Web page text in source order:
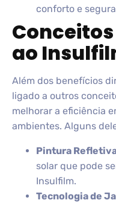
conforto e
ao
Além dos benefícios
ligado a outros
melhorar a eficiência
ambientes. Alguns
Pintura
solar que pode
Insulfilm.
Tecnologia de